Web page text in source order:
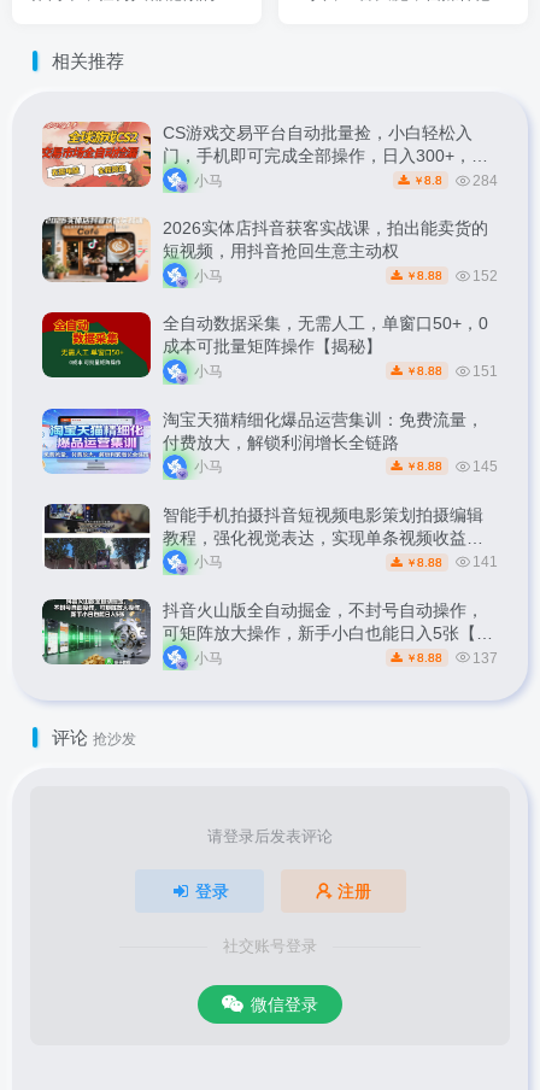
相关推荐
CS游戏交易平台自动批量捡，小白轻松入
门，手机即可完成全部操作，日入300+，轻
松副业【揭秘】
小马 ￥ 8.8 284
2026实体店抖音获客实战课，拍出能卖货的
短视频，用抖音抢回生意主动权
小马 ￥ 8.88 152
全自动数据采集，无需人工，单窗口50+，0
成本可批量矩阵操作【揭秘】
小马 ￥ 8.88 151
淘宝天猫精细化爆品运营集训：免费流量，
付费放大，解锁利润增长全链路
小马 ￥ 8.88 145
智能手机拍摄抖音短视频电影策划拍摄编辑
教程，强化视觉表达，实现单条视频收益破
1k
小马 ￥ 8.88 141
抖音火山版全自动掘金，不封号自动操作，
可矩阵放大操作，新手小白也能日入5张【揭
秘】小马 ￥ 8.88 137
评论 抢沙发
请登录后发表评论
登录 注册
社交账号登录
微信登录